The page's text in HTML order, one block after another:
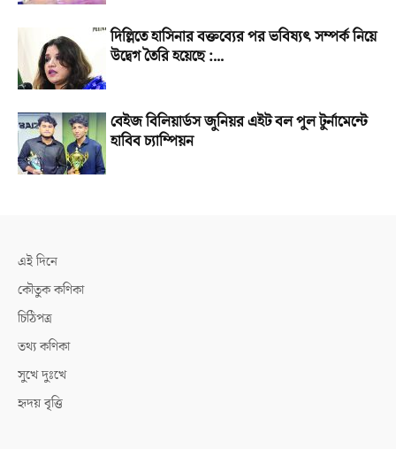
দিল্লিতে হাসিনার বক্তব্যের পর ভবিষ্যৎ সম্পর্ক নিয়ে
উদ্বেগ তৈরি হয়েছে :...
বেইজ বিলিয়ার্ডস জুনিয়র এইট বল পুল টুর্নামেন্টে
হাবিব চ্যাম্পিয়ন
এই দিনে
কৌতুক কণিকা
চিঠিপত্র
তথ্য কণিকা
সুখে দুঃখে
হৃদয় বৃত্তি